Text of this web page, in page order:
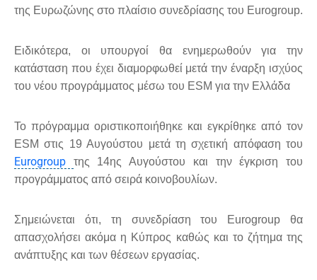
της Ευρωζώνης στο πλαίσιο συνεδρίασης του Eurogroup.
Ειδικότερα, οι υπουργοί θα ενημερωθούν για την
κατάσταση που έχει διαμορφωθεί μετά την έναρξη ισχύος
του νέου προγράμματος μέσω του ESM για την Ελλάδα
Το πρόγραμμα οριστικοποιήθηκε και εγκρίθηκε από τον
ESM στις 19 Αυγούστου μετά τη σχετική απόφαση του
Eurogroup της 14ης Αυγούστου και την έγκριση του
προγράμματος από σειρά κοινοβουλίων.
Σημειώνεται ότι, τη συνεδρίαση του Eurogroup θα
απασχολήσει ακόμα η Κύπρος καθώς και το ζήτημα της
ανάπτυξης και των θέσεων εργασίας.